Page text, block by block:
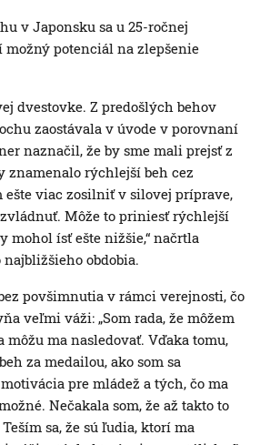
v Japonsku sa u 25-ročnej
možný potenciál na zlepšenie
dvestovke. Z predošlých behov
zaostávala v úvode v porovnaní
naznačil, že by sme mali prejsť z
znamenalo rýchlejší beh cez
ešte viac zosilniť v silovej príprave,
Môže to priniesť rýchlejší
mohol ísť ešte nižšie,“ načrtla
obdobia.
povšimnutia v rámci verejnosti, čo
veľmi váži: „Som rada, že môžem
ma nasledovať. Vďaka tomu,
za medailou, ako som sa
pre mládež a tých, čo ma
Nečakala som, že až takto to
sa, že sú ľudia, ktorí ma